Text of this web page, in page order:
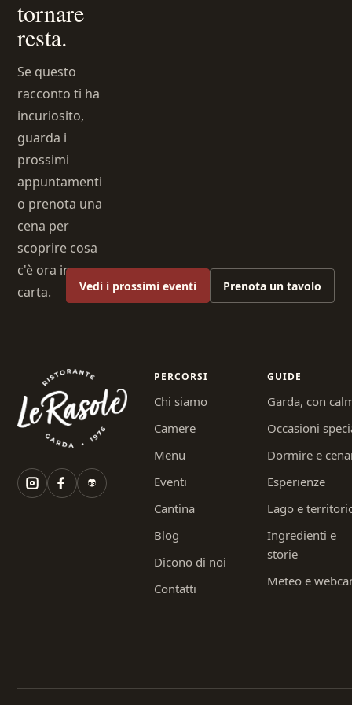
tornare
resta.
Se questo
racconto ti ha
incuriosito,
guarda i
prossimi
appuntamenti
o prenota una
cena per
scoprire cosa
c'è ora in
carta.
Vedi i prossimi eventi Prenota un tavolo
PERCORSI
Chi siamo
Camere
Menu
Eventi
Cantina
Blog
Dicono di noi
Contatti
GUIDE
Garda, con
Occasioni
Dormire e
Esperienze
Lago e
Ingredienti e
storie
Meteo e